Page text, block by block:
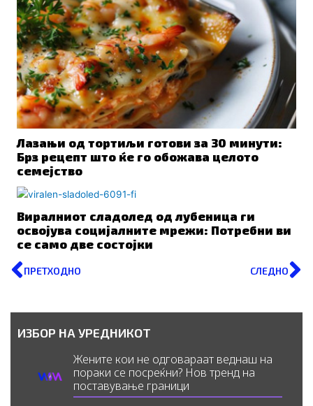
Лазањи од тортиљи готови за 30 минути:
Брз рецепт што ќе го обожава целото
семејство
Виралниот сладолед од лубеница ги
освојува социјалните мрежи: Потребни ви
се само две состојки
Prev
ПРЕТХОДНО СЛЕДНО
ИЗБОР НА УРЕДНИКОТ
Жените кои не одговараат веднаш на
пораки се посреќни? Нов тренд на
поставување граници